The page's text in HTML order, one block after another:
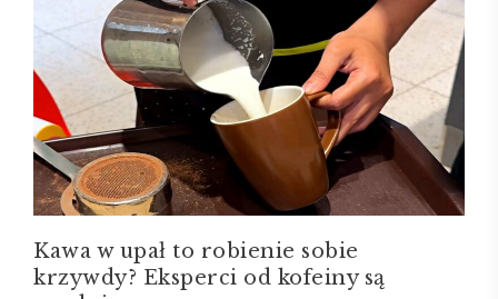
Kawa w upał to robienie sobie
krzywdy? Eksperci od kofeiny są